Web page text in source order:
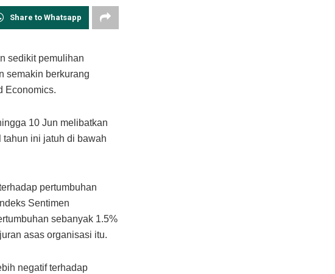
Share to Whatsapp
sedikit pemulihan
semakin berkurang
Economics.
10 Jun melibatkan
ini jatuh di bawah
pertumbuhan
Sentimen
sebanyak 1.5%
asas organisasi itu.
negatif terhadap